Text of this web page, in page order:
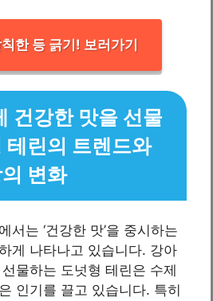
한 등 긁기! 보러가기
건강한 맛을 선물
테린의 트렌드와
변화
서는 ‘건강한 맛’을 중시하는
게 나타나고 있습니다. 강아
물하는 도넛형 테린은 수제
인기를 끌고 있습니다. 특히